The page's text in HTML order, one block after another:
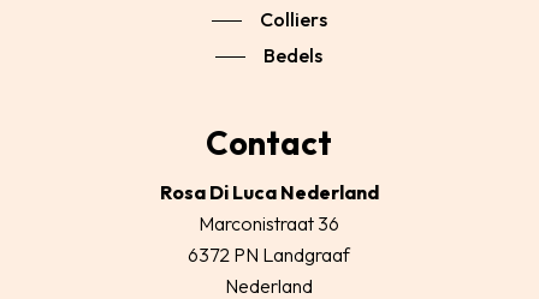
Colliers
Bedels
Contact
Rosa Di Luca Nederland
Marconistraat 36
6372 PN Landgraaf
Nederland